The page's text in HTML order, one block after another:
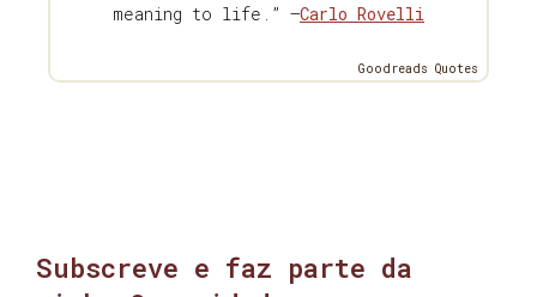
meaning to life.” —Carlo Rovelli
Goodreads Quotes
Subscreve e faz parte da